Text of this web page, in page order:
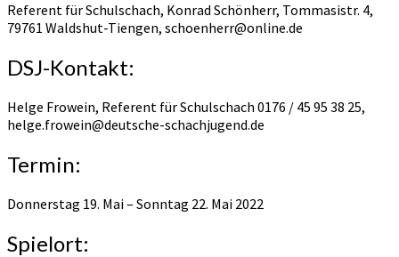
Referent für Schulschach, Konrad Schönherr, Tommasistr. 4,
79761 Waldshut-Tiengen, schoenherr@online.de
DSJ-Kontakt:
Helge Frowein, Referent für Schulschach 0176 / 45 95 38 25,
helge.frowein@deutsche-schachjugend.de
Termin:
Donnerstag 19. Mai – Sonntag 22. Mai 2022
Spielort: